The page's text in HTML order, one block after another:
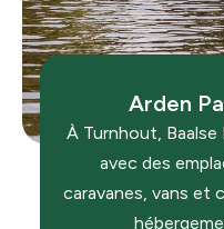
Arden
À Turnhout, Baalse
avec des
caravanes, vans et